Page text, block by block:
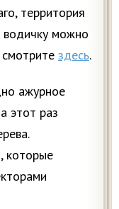
территория
водичку можно
здесь.
ажурное
этот раз
которые